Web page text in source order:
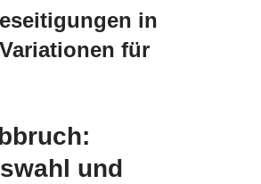
in
für
und